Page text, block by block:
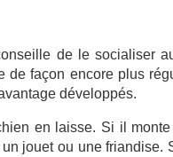
de le socialiser
de façon encore plus
développés.
en laisse. Si il
jouet ou une friandise.